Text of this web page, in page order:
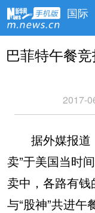
国际
巴菲特午餐
2017-
据外媒报道
卖”于美国当时
卖中，各路有
与“股神”共进